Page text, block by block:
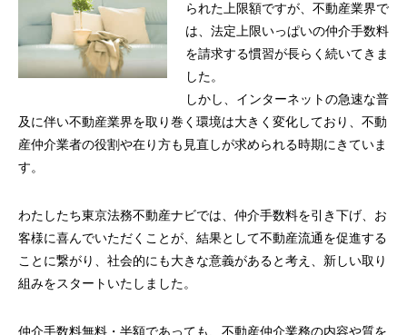
られた上限額ですが、不動産業界で
は、法定上限いっぱいの仲介手数料
を請求する慣習が長らく続いてきま
した。
しかし、インターネットの急速な普
及に伴い不動産業界を取り巻く環境は大きく変化しており、不動
産仲介業者の役割や在り方も見直しが求められる時期にきていま
す。
わたしたち東京法務不動産ナビでは、仲介手数料を引き下げ、お
客様に喜んでいただくことが、結果として不動産流通を促進する
ことに繋がり、社会的にも大きな意義があると考え、新しい取り
組みをスタートいたしました。
仲介手数料無料・半額であっても、不動産仲介業務の内容や質を